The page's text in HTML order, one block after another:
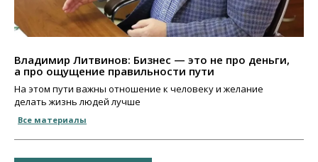
Владимир Литвинов: Бизнес — это не про деньги,
а про ощущение правильности пути
На этом пути важны отношение к человеку и желание
делать жизнь людей лучше
Все материалы